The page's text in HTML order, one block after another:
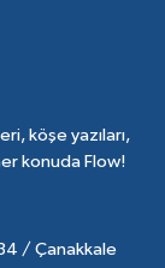
köşe yazıları,
konuda Flow!
/ Çanakkale